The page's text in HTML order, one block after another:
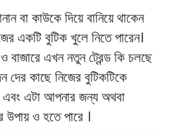
বা কাউকে দিয়ে বানিয়ে থাকেন
একটি বুটিক খুলে নিতে পারেন।
এখন নতুন ট্রেন্ড কি চলছে
কাছে নিজের বুটিকটিকে
এবং এটা আপনার জন্য অথবা
উপায়ও হতে পারে ।